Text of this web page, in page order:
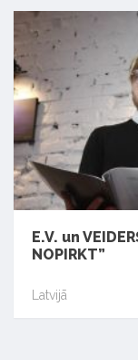
E.V. un
NOPIRKT”
Latvijā